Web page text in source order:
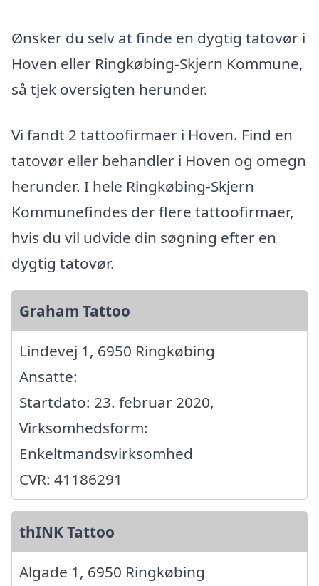
Ønsker du selv at finde en dygtig tatovør i
Hoven eller Ringkøbing-Skjern Kommune,
så tjek oversigten herunder.
Vi fandt 2 tattoofirmaer i Hoven. Find en
tatovør eller behandler i Hoven og omegn
herunder. I hele Ringkøbing-Skjern
Kommunefindes der flere tattoofirmaer,
hvis du vil udvide din søgning efter en
dygtig tatovør.
Graham Tattoo
Lindevej 1, 6950 Ringkøbing
Ansatte:
Startdato: 23. februar 2020,
Virksomhedsform:
Enkeltmandsvirksomhed
CVR: 41186291
thINK Tattoo
Algade 1, 6950 Ringkøbing